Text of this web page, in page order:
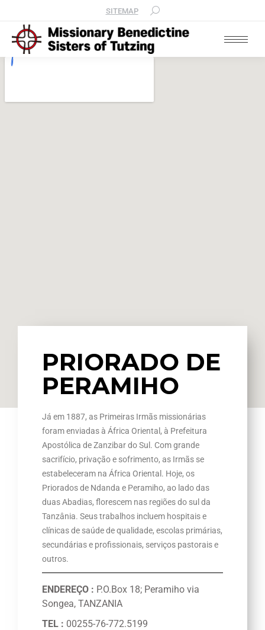
SITEMAP
PRIORADO DE
PERAMIHO
Já em 1887, as Primeiras Irmãs missionárias
foram enviadas à África Oriental, à Prefeitura
Apostólica de Zanzibar do Sul. Com grande
sacrifício, privação e sofrimento, as Irmãs se
estabeleceram na África Oriental. Hoje, os
Priorados de Ndanda e Peramiho, ao lado das
duas Abadias, florescem nas regiões do sul da
Tanzânia. Seus trabalhos incluem hospitais e
clínicas de saúde de qualidade, escolas primárias,
secundárias e profissionais, serviços pastorais e
outros.
ENDEREÇO : P.O.Box 18; Peramiho via
Songea, TANZANIA
TEL : 00255-76-772.5199